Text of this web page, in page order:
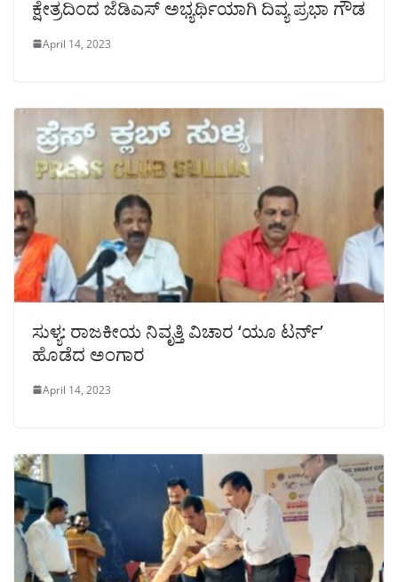
ಕ್ಷೇತ್ರದಿಂದ ಜೆಡಿಎಸ್ ಅಭ್ಯರ್ಥಿಯಾಗಿ ದಿವ್ಯ ಪ್ರಭಾ ಗೌಡ
April 14, 2023
ಸುಳ್ಯ: ರಾಜಕೀಯ ನಿವೃತ್ತಿ ವಿಚಾರ ‘ಯೂ ಟರ್ನ್’
ಹೊಡೆದ ಅಂಗಾರ
April 14, 2023